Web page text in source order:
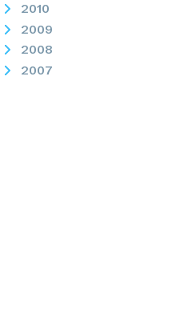
2010
2009
2008
2007